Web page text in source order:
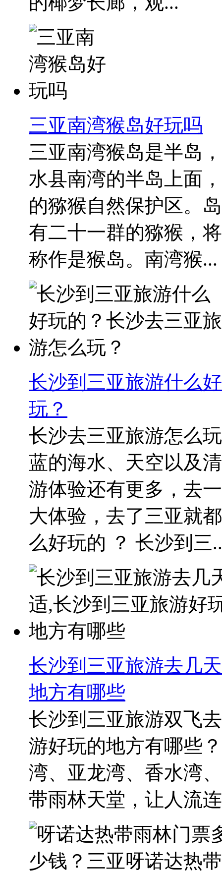
三亚南湾猴岛好玩吗
三亚南湾猴岛是半岛
水县南湾的半岛上面
的猕猴自然保护区。
有二十一群的猕猴，
称作是猴岛。南湾猴...
长沙到三亚旅游什么
玩？
长沙去三亚旅游怎么
蓝的海水、天空以及
游体验还有更多，去
大体验，去了三亚就
么好玩的 ？ 长沙到三
长沙到三亚旅游去几
地方有哪些
长沙到三亚旅游双飞
游好玩的地方有哪些
湾、亚龙湾、香水湾
带雨林天堂，让人流